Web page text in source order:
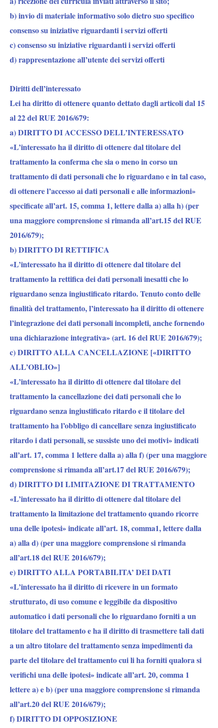
b) invio di materiale informativo solo dietro suo specifico
consenso su iniziative riguardanti i servizi offerti
c) consenso su iniziative riguardanti i servizi offerti
d) rappresentazione all’utente dei servizi offerti
Diritti dell’interessato
Lei ha diritto di ottenere quanto dettato dagli articoli dal 15
al 22 del RUE 2016/679:
a) DIRITTO DI ACCESSO DELL’INTERESSATO
«L’interessato ha il diritto di ottenere dal titolare del
trattamento la conferma che sia o meno in corso un
trattamento di dati personali che lo riguardano e in tal caso,
di ottenere l’accesso ai dati personali e alle informazioni»
specificate all’art. 15, comma 1, lettere dalla a) alla h) (per
una maggiore comprensione si rimanda all’art.15 del RUE
2016/679);
b) DIRITTO DI RETTIFICA
«L’interessato ha il diritto di ottenere dal titolare del
trattamento la rettifica dei dati personali inesatti che lo
riguardano senza ingiustificato ritardo. Tenuto conto delle
finalità del trattamento, l’interessato ha il diritto di ottenere
l’integrazione dei dati personali incompleti, anche fornendo
una dichiarazione integrativa» (art. 16 del RUE 2016/679);
c) DIRITTO ALLA CANCELLAZIONE [«DIRITTO
ALL’OBLIO»]
«L’interessato ha il diritto di ottenere dal titolare del
trattamento la cancellazione dei dati personali che lo
riguardano senza ingiustificato ritardo e il titolare del
trattamento ha l’obbligo di cancellare senza ingiustificato
ritardo i dati personali, se sussiste uno dei motivi» indicati
all’art. 17, comma 1 lettere dalla a) alla f) (per una maggiore
comprensione si rimanda all’art.17 del RUE 2016/679);
d) DIRITTO DI LIMITAZIONE DI TRATTAMENTO
«L’interessato ha il diritto di ottenere dal titolare del
trattamento la limitazione del trattamento quando ricorre
una delle ipotesi» indicate all’art. 18, comma1, lettere dalla
a) alla d) (per una maggiore comprensione si rimanda
all’art.18 del RUE 2016/679);
e) DIRITTO ALLA PORTABILITA’ DEI DATI
«L’interessato ha il diritto di ricevere in un formato
strutturato, di uso comune e leggibile da dispositivo
automatico i dati personali che lo riguardano forniti a un
titolare del trattamento e ha il diritto di trasmettere tali dati
a un altro titolare del trattamento senza impedimenti da
parte del titolare del trattamento cui li ha forniti qualora si
verifichi una delle ipotesi» indicate all’art. 20, comma 1
lettere a) e b) (per una maggiore comprensione si rimanda
all’art.20 del RUE 2016/679);
f) DIRITTO DI OPPOSIZIONE